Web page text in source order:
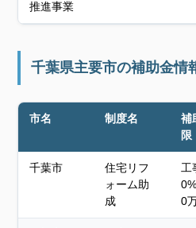
推進事業
千葉県主要市の補助金情
市名 制度名
補
限
千葉市
住宅リフ
ォーム助
成
工
0